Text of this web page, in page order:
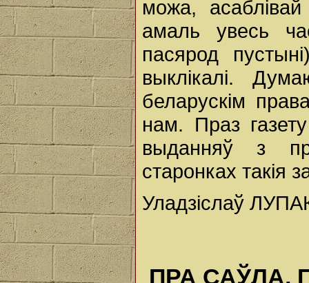
можа,
амаль увесь
пасярод
выклікалі.
беларускім
нам. Праз
выданняў з
старонках такія
Уладзіслаў
ПРА САЎЛА,